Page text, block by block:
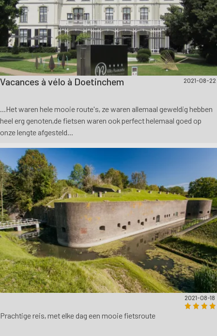
Vacances à vélo à Doetinchem 2021-08-22
...Het waren hele mooie route's, ze waren allemaal geweldig hebben
heel erg genoten,de fietsen waren ook perfect helemaal goed op
onze lengte afgesteld...
2021-08-18
Prachtige reis, met elke dag een mooie fietsroute